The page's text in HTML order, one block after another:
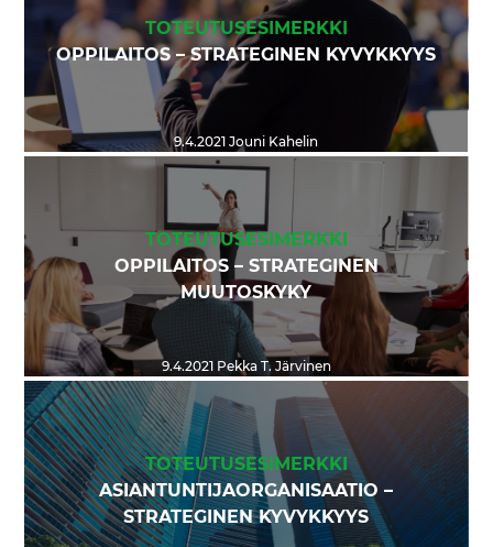
TOTEUTUSESIMERKKI
OPPILAITOS – STRATEGINEN KYVYKKYYS
9.4.2021 Jouni Kahelin
TOTEUTUSESIMERKKI
OPPILAITOS – STRATEGINEN
MUUTOSKYKY
9.4.2021 Pekka T. Järvinen
TOTEUTUSESIMERKKI
ASIANTUNTIJAORGANISAATIO –
STRATEGINEN KYVYKKYYS